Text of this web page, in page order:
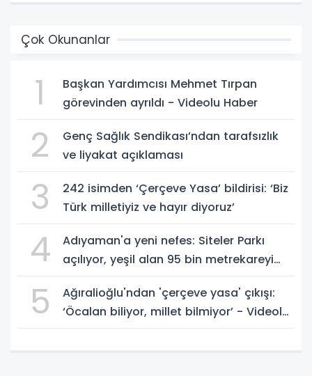
Çok Okunanlar
1
Başkan Yardımcısı Mehmet Tırpan
görevinden ayrıldı - Videolu Haber
2
Genç Sağlık Sendikası’ndan tarafsızlık
ve liyakat açıklaması
3
242 isimden ‘Çerçeve Yasa’ bildirisi: ‘Biz
Türk milletiyiz ve hayır diyoruz’
4
Adıyaman'a yeni nefes: Siteler Parkı
açılıyor, yeşil alan 95 bin metrekareyi
5
Ağıralioğlu'ndan 'çerçeve yasa' çıkışı:
‘Öcalan biliyor, millet bilmiyor’ - Videolu